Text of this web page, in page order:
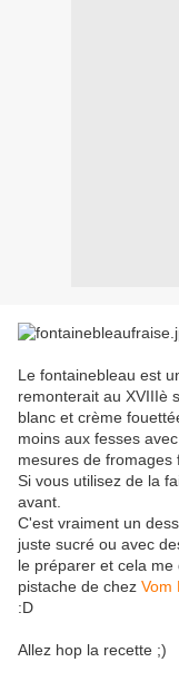
Le fontainebleau est
remonterait au XVIIIè
blanc et crème
moins aux fesses
mesures de fromages
Si vous utilisez de la
avant.
C'est vraiment un
juste sucré ou avec
le préparer et cela
pistache de chez Vom
:D
Allez hop la recette ;)